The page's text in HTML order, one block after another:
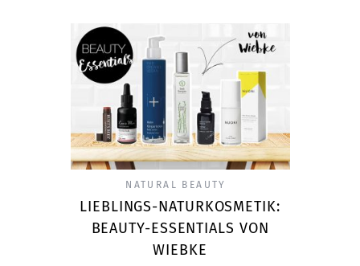
NATURAL BEAUTY
LIEBLINGS-NATURKOSMETIK:
BEAUTY-ESSENTIALS VON
WIEBKE